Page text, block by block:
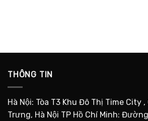
THÔNG TIN
Hà Nội: Tòa T3 Khu Đô Thị Time City ,
Trưng, Hà Nội TP Hồ Chí Minh: